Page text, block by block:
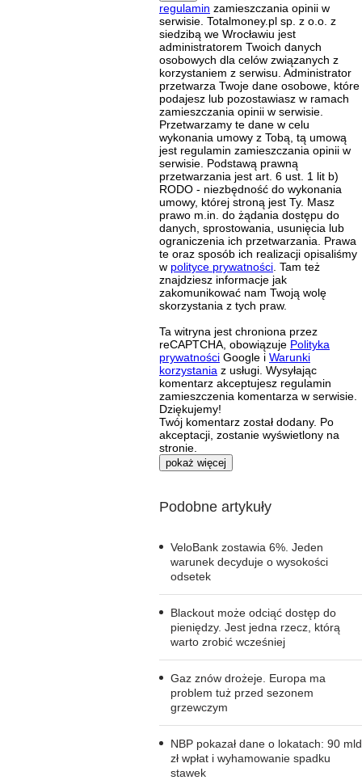
regulamin zamieszczania opinii w
serwisie. Totalmoney.pl sp. z o.o. z
siedzibą we Wrocławiu jest
administratorem Twoich danych
osobowych dla celów związanych z
korzystaniem z serwisu. Administrator
przetwarza Twoje dane osobowe, które
podajesz lub pozostawiasz w ramach
zamieszczania opinii w serwisie.
Przetwarzamy te dane w celu
wykonania umowy z Tobą, tą umową
jest regulamin zamieszczania opinii w
serwisie. Podstawą prawną
przetwarzania jest art. 6 ust. 1 lit b)
RODO - niezbędność do wykonania
umowy, której stroną jest Ty. Masz
prawo m.in. do żądania dostępu do
danych, sprostowania, usunięcia lub
ograniczenia ich przetwarzania. Prawa
te oraz sposób ich realizacji opisaliśmy
w polityce prywatności . Tam też
znajdziesz informacje jak
zakomunikować nam Twoją wolę
skorzystania z tych praw.
Ta witryna jest chroniona przez
reCAPTCHA, obowiązuje Polityka
prywatności Google i Warunki
korzystania z usługi. Wysyłając
komentarz akceptujesz regulamin
zamieszczenia komentarza w serwisie.
Dziękujemy!
Twój komentarz został dodany. Po
akceptacji, zostanie wyświetlony na
stronie.
pokaż więcej
Podobne artykuły
VeloBank zostawia 6%. Jeden
warunek decyduje o wysokości
odsetek
Blackout może odciąć dostęp do
pieniędzy. Jest jedna rzecz, którą
warto zrobić wcześniej
Gaz znów drożeje. Europa ma
problem tuż przed sezonem
grzewczym
NBP pokazał dane o lokatach: 90 mld
zł wpłat i wyhamowanie spadku
stawek